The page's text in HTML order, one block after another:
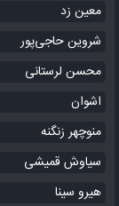
معین زد
شروین حاجی‌پور
محسن لرستانی
اشوان
منوچهر زنگنه
سیاوش قمیشی
هیرو سینا